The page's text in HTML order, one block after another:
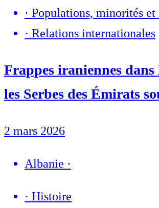
· Populations, minorités
· Relations internationales
Frappes iraniennes dans
les Serbes des Émirats
2 mars 2026
Albanie ·
· Histoire